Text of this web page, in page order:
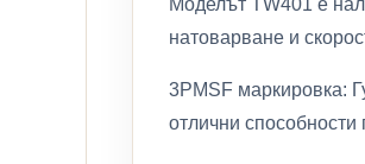
Моделът TW401 е
натоварване и
3PMSF маркировка:
отлични